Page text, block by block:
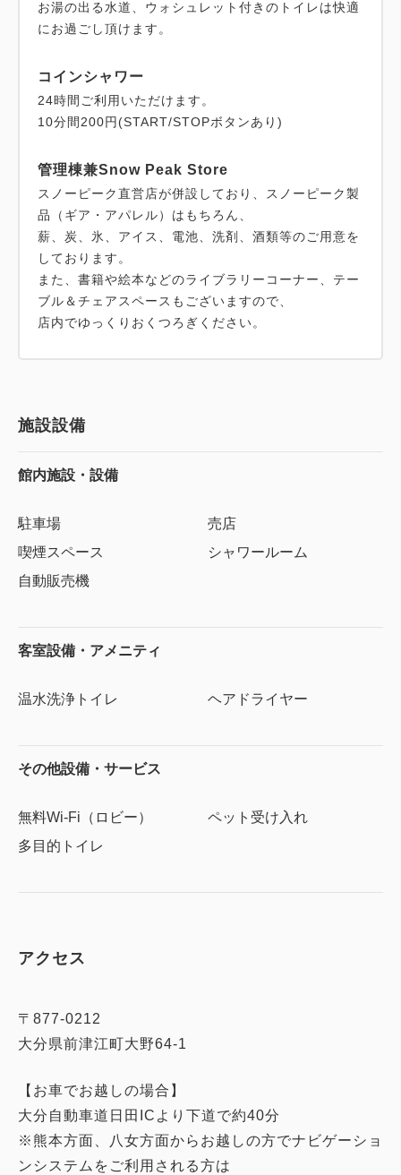
お湯の出る水道、ウォシュレット付きのトイレは快適
にお過ごし頂けます。
コインシャワー
24時間ご利用いただけます。
10分間200円(START/STOPボタンあり)
管理棟兼Snow Peak Store
スノーピーク直営店が併設しており、スノーピーク製
品（ギア・アパレル）はもちろん、
薪、炭、氷、アイス、電池、洗剤、酒類等のご用意を
しております。
また、書籍や絵本などのライブラリーコーナー、テー
ブル＆チェアスペースもございますので、
店内でゆっくりおくつろぎください。
施設設備
館内施設・設備
駐車場
売店
喫煙スペース
シャワールーム
自動販売機
客室設備・アメニティ
温水洗浄トイレ ヘアドライヤー
その他設備・サービス
無料Wi-Fi（ロビー）
ペット受け入れ
多目的トイレ
アクセス
〒877-0212
大分県前津江町大野64-1
【お車でお越しの場合】
大分自動車道日田ICより下道で約40分
※熊本方面、八女方面からお越しの方でナビゲーショ
ンシステムをご利用される方は